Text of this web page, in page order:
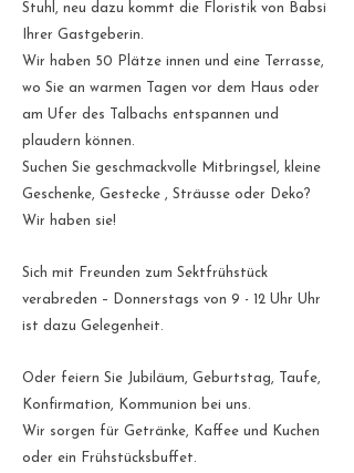
Stuhl, neu dazu kommt die Floristik von Babsi
Ihrer Gastgeberin.
Wir haben 50 Plätze innen und eine Terrasse,
wo Sie an warmen Tagen vor dem Haus oder
am Ufer des Talbachs entspannen und
plaudern können.
Suchen Sie geschmackvolle Mitbringsel, kleine
Geschenke, Gestecke , Sträusse oder Deko?
Wir haben sie!
Sich mit Freunden zum Sektfrühstück
verabreden – Donnerstags von 9 - 12 Uhr Uhr
ist dazu Gelegenheit.
Oder feiern Sie Jubiläum, Geburtstag, Taufe,
Konfirmation, Kommunion bei uns.
Wir sorgen für Getränke, Kaffee und Kuchen
oder ein Frühstücksbuffet.